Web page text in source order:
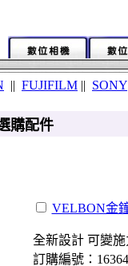
|| FUJIFILM || SONY
購配件
VELBON金
全新設計 可變
訂購編號：